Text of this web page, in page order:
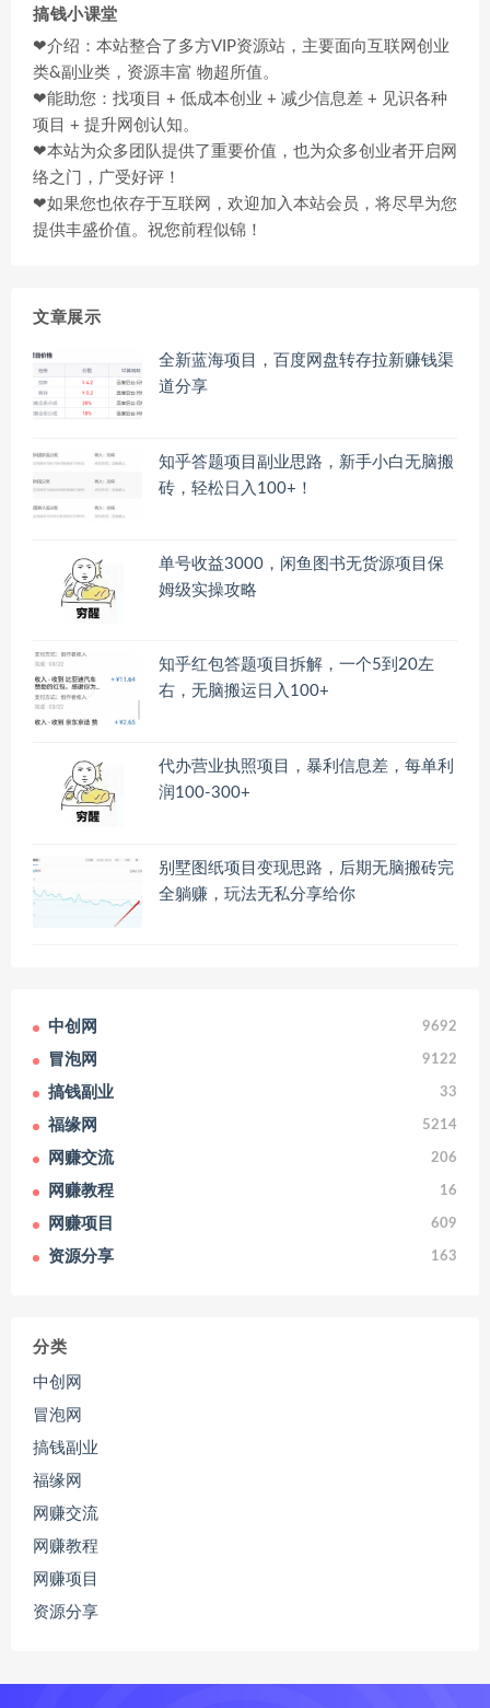
搞钱小课堂
❤介绍：本站整合了多方VIP资源站，主要面向互联网创业
类&副业类，资源丰富 物超所值。
❤能助您：找项目 + 低成本创业 + 减少信息差 + 见识各种
项目 + 提升网创认知。
❤本站为众多团队提供了重要价值，也为众多创业者开启网
络之门，广受好评！
❤如果您也依存于互联网，欢迎加入本站会员，将尽早为您
提供丰盛价值。祝您前程似锦！
文章展示
全新蓝海项目，百度网盘转存拉新赚钱渠
道分享
知乎答题项目副业思路，新手小白无脑搬
砖，轻松日入100+！
单号收益3000，闲鱼图书无货源项目保
姆级实操攻略
知乎红包答题项目拆解，一个5到20左
右，无脑搬运日入100+
代办营业执照项目，暴利信息差，每单利
润100-300+
别墅图纸项目变现思路，后期无脑搬砖完
全躺赚，玩法无私分享给你
中创网 9692
冒泡网 9122
搞钱副业 33
福缘网 5214
网赚交流 206
网赚教程 16
网赚项目 609
资源分享 163
分类
中创网
冒泡网
搞钱副业
福缘网
网赚交流
网赚教程
网赚项目
资源分享